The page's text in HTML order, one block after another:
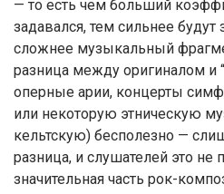
— то есть чем больший
задавался, тем сильнее
сложнее музыкальный
разница между оригиналом и
оперные арии, концерты
или некоторую этническую
кельтскую) бесполезно —
разница, и слушателей это не
значительная часть рок-